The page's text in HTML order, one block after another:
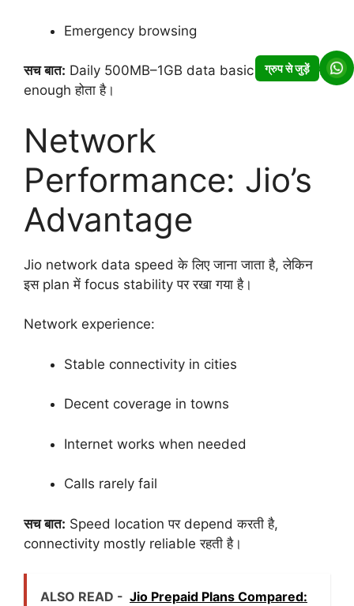
Emergency browsing
सच बात: Daily 500MB–1GB data basic users के लिए
enough होता है।
Network
Performance: Jio’s
Advantage
Jio network data speed के लिए जाना जाता है, लेकिन
इस plan में focus stability पर रखा गया है।
Network experience:
Stable connectivity in cities
Decent coverage in towns
Internet works when needed
Calls rarely fail
सच बात: Speed location पर depend करती है,
connectivity mostly reliable रहती है।
ALSO READ - Jio Prepaid Plans Compared:
ग्रुप से जुड़ें